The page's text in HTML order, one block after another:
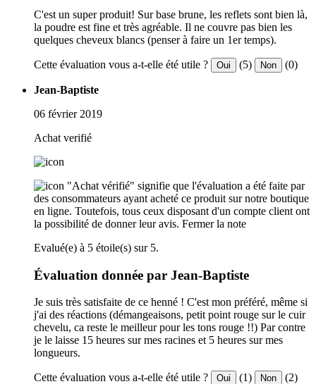
C'est un super produit! Sur base brune, les reflets sont bien là,
la poudre est fine et très agréable. Il ne couvre pas bien les
quelques cheveux blancs (penser à faire un 1er temps).
Cette évaluation vous a-t-elle été utile ? Oui (5) Non (0)
Jean-Baptiste
06 février 2019
Achat verifié
"Achat vérifié" signifie que l'évaluation a été faite par
des consommateurs ayant acheté ce produit sur notre boutique
en ligne. Toutefois, tous ceux disposant d'un compte client ont
la possibilité de donner leur avis. Fermer la note
Evalué(e) à 5 étoile(s) sur 5.
Évaluation donnée par Jean-Baptiste
Je suis très satisfaite de ce henné ! C'est mon préféré, même si
j'ai des réactions (démangeaisons, petit point rouge sur le cuir
chevelu, ca reste le meilleur pour les tons rouge !!) Par contre
je le laisse 15 heures sur mes racines et 5 heures sur mes
longueurs.
Cette évaluation vous a-t-elle été utile ? Oui (1) Non (2)